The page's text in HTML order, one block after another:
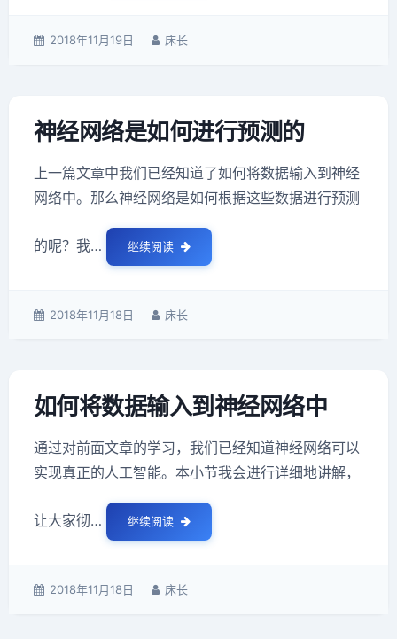
发
2018年11月19日
作
床长
神经网络是如何进行预测的
上一篇文章中我们已经知道了如何将数据输入到神经
网络中。那么神经网络是如何根据这些数据进行预测
的呢？我… 继续阅读 神经网络是如何进行预测的
发
2018年11月18日
作
床长
如何将数据输入到神经网络中
通过对前面文章的学习，我们已经知道神经网络可以
实现真正的人工智能。本小节我会进行详细地讲解，
让大家彻… 继续阅读 如何将数据输入到神经网络中
发
2018年11月18日
作
床长